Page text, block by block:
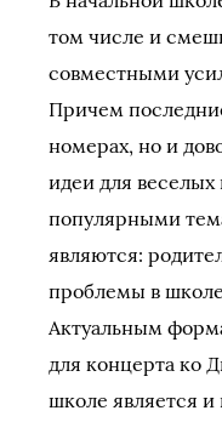
том числе и
совместными
Причем
номерах, но и
идеи для
популярными
являются:
проблемы в
Актуальным
для концерта ко
школе является